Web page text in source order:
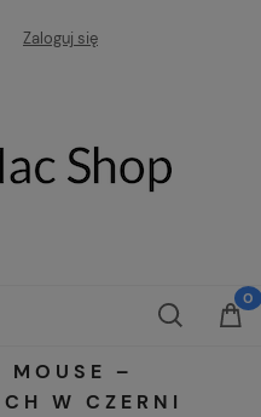
Zaloguj się
MOUSE –
W CZERNI